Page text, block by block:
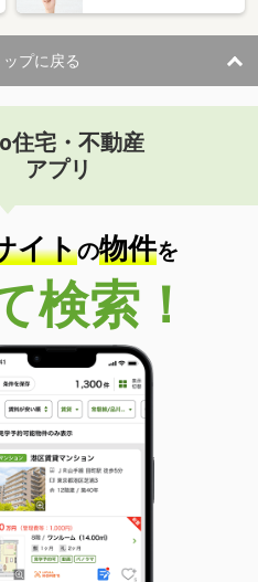
プに戻る
住宅・不動産
アプリ
イトの物件を
検索！